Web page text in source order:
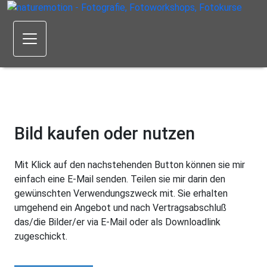
Bild kaufen oder nutzen
Mit Klick auf den nachstehenden Button können sie mir
einfach eine E-Mail senden. Teilen sie mir darin den
gewünschten Verwendungszweck mit. Sie erhalten
umgehend ein Angebot und nach Vertragsabschluß
das/die Bilder/er via E-Mail oder als Downloadlink
zugeschickt.